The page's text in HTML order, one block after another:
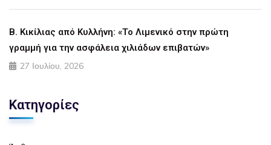
Β. Κικίλιας από Κυλλήνη: «Το Λιμενικό στην πρώτη
γραμμή για την ασφάλεια χιλιάδων επιβατών»
27 Ιουλίου, 2026
Κατηγορίες